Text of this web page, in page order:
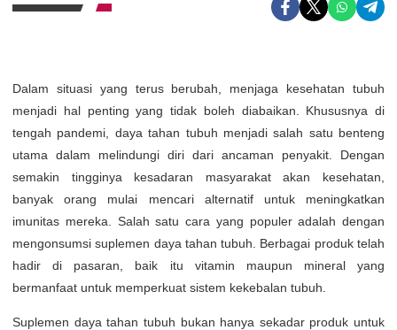
Dalam situasi yang terus berubah, menjaga kesehatan tubuh
menjadi hal penting yang tidak boleh diabaikan. Khususnya di
tengah pandemi, daya tahan tubuh menjadi salah satu benteng
utama dalam melindungi diri dari ancaman penyakit. Dengan
semakin tingginya kesadaran masyarakat akan kesehatan,
banyak orang mulai mencari alternatif untuk meningkatkan
imunitas mereka. Salah satu cara yang populer adalah dengan
mengonsumsi suplemen daya tahan tubuh. Berbagai produk telah
hadir di pasaran, baik itu vitamin maupun mineral yang
bermanfaat untuk memperkuat sistem kekebalan tubuh.
Suplemen daya tahan tubuh bukan hanya sekadar produk untuk